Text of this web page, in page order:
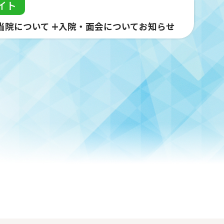
院について 入院・面会についてお知らせ
ト